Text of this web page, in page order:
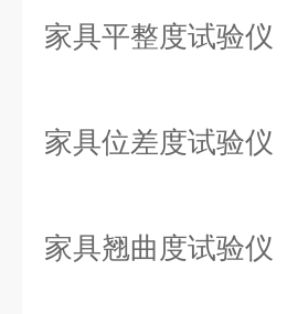
家具平整度试验仪
家具位差度试验仪
家具翘曲度试验仪